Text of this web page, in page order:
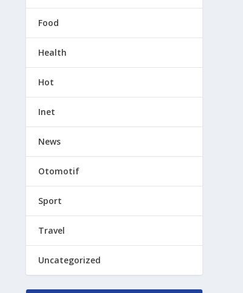
Food
Health
Hot
Inet
News
Otomotif
Sport
Travel
Uncategorized